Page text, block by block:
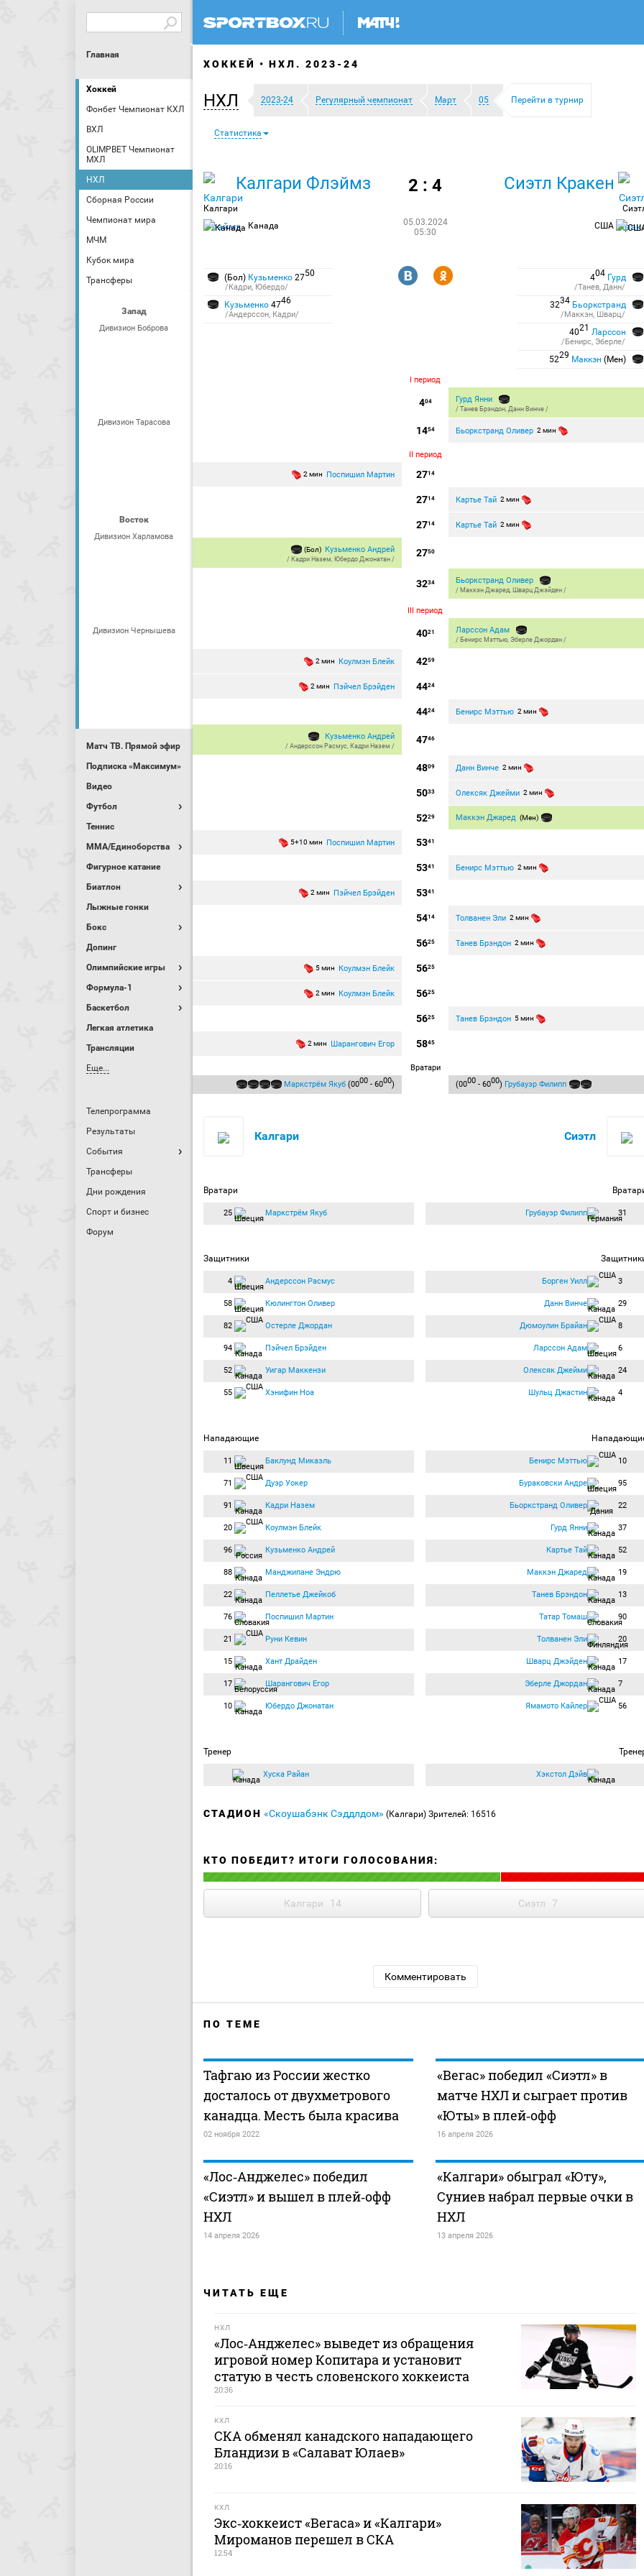
Главная
Хоккей
Фонбет Чемпионат КХЛ
ВХЛ
OLIMPBET Чемпионат
МХЛ
НХЛ
Сборная России
Чемпионат мира
МЧМ
Кубок мира
Трансферы
Запад
Дивизион Боброва
Дивизион Тарасова
Восток
Дивизион Харламова
Дивизион Чернышева
Матч ТВ. Прямой эфир
Подписка «Максимум»
Видео
Футбол
Теннис
MMA/Единоборства
Фигурное катание
Биатлон
Лыжные гонки
Бокс
Допинг
Олимпийские игры
Формула-1
Баскетбол
Легкая атлетика
Трансляции
Еще...
Телепрограмма
Результаты
События
Трансферы
Дни рождения
Спорт и бизнес
Форум
ХОККЕЙ НХЛ. 2023-24
НХЛ 2023-24 Регулярный чемпионат Март 05 Перейти в турнир
Статистика
Калгари Флэймз
Калгари
Канада
2 : 4
05.03.2024
05:30
Сиэтл Кракен
США
(Бол) Кузьменко 2750
/Кадри, Юбердо/
Кузьменко 4746
/Андерссон, Кадри/
R Y 404 Гурд
/Танев, Данн/
3234 Бьоркстранд
/Маккэн, Шварц/
4021 Ларссон
/Бенирс, Эберле/
5229 Маккэн (Мен)
I период
404 Гурд Янни
/Танев Брэндон,Данн Винче /
1454 Бьоркстранд Оливер 2 мин
II период
2714
2 мин Поспишил Мартин
2714 Картье Тай 2 мин
2714 Картье Тай 2 мин
2750
(Бол) Кузьменко Андрей
/ Кадри Назем, Юбердо Джонатан /
3234 Бьоркстранд Оливер
/ Маккэн Джаред, Шварц Джэйден /
III период
4021 Ларссон Адам
/ Бенирс Мэттью,Эберле Джордан /
4259
2 мин Коулмэн Блейк
4424
2 мин Пэйчел Брэйден
4424 Бенирс Мэттью 2 мин
4746
Кузьменко Андрей
/Андерссон Расмус, Кадри Назем /
4809 Данн Винче 2 мин
5033 Олексяк Джейми 2 мин
5229 Маккэн Джаред (Мен)
5341
5+10 мин Поспишил Мартин
5341 Бенирс Мэттью 2 мин
5341
2 мин Пэйчел Брэйден
5414 Толванен Эли 2 мин
5625 Танев Брэндон 2 мин
5625
5 мин Коулмэн Блейк
5625
2 мин Коулмэн Блейк
5625 Танев Брэндон 5 мин
5845
2 мин Шарангович Егор
Вратари
Маркстрём Якуб (0000 - 6000) (0000 - 6000) Грубауэр Филипп
Калгари
Вратари
25 Маркстрём Якуб
Защитники
4 Андерссон Расмус
58 Кюлингтон Оливер
82 Остерле Джордан
94 Пэйчел Брэйден
52 Уигар Маккензи
55 Хэнифин Ноа
Нападающие
11 Баклунд Микаэль
71 Дуэр Уокер
91 Кадри Назем
20 Коулмэн Блейк
96 Кузьменко Андрей
88 Манджипане Эндрю
22 Пеллетье Джейкоб
76 Поспишил Мартин
21 Руни Кевин
15 Хант Драйден
17 Шарангович Егор
10 Юбердо Джонатан
Тренер
Хуска Райан
Сиэтл
Грубауэр Филипп 31
Борген Уилл 3
Данн Винче 29
Дюмоулин Брайан 8
Ларссон Адам 6
Олексяк Джейми 24
Шульц Джастин 4
Бенирс Мэттью 10
Бураковски Андре 95
Бьоркстранд Оливер 22
Гурд Янни 37
Картье Тай 52
Маккэн Джаред 19
Танев Брэндон 13
Татар Томаш 90
Толванен Эли 20
Шварц Джэйден 17
Эберле Джордан 7
Ямамото Кайлер 56
Хэкстол Дэйв
СТАДИОН «Скоушабэнк Сэддлдом» (Калгари) Зрителей: 16516
КТО ПОБЕДИТ? ИТОГИ ГОЛОСОВАНИЯ:
Калгари 14 Сиэтл 7
Комментировать
ПО ТЕМЕ
Тафгаю из России жестко
досталось от двухметрового
канадца. Месть была красива
02 ноября 2022
«Вегас» победил «Сиэтл» в
матче НХЛ и сыграет против
«Юты» в плей‑офф
16 апреля 2026
«Лос‑Анджелес» победил
«Сиэтл» и вышел в плей‑офф
НХЛ
14 апреля 2026
«Калгари» обыграл «Юту»,
Суниев набрал первые очки в
НХЛ
13 апреля 2026
ЧИТАТЬ ЕЩЕ
НХЛ
«Лос‑Анджелес» выведет из обращения
игровой номер Копитара и установит
статую в честь словенского хоккеиста
20:36
КХЛ
СКА обменял канадского нападающего
Бландизи в «Салават Юлаев»
20:16
КХЛ
Экс‑хоккеист «Вегаса» и «Калгари»
Мироманов перешел в СКА
12:54